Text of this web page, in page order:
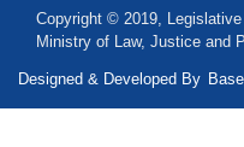
Copyright © 2019,
Ministry of Law, Justice and
Designed & Developed By